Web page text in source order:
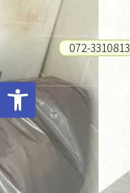
פתח
072-3310813